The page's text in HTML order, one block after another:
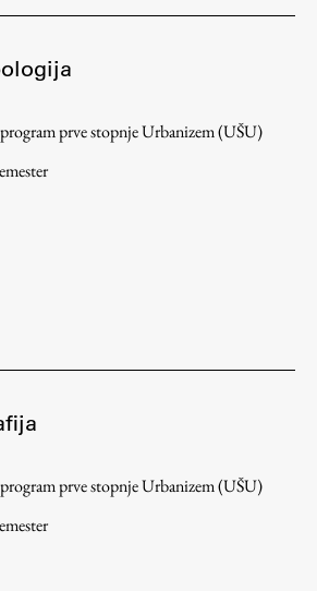
prve stopnje Urbanizem (UŠU)
prve stopnje Urbanizem (UŠU)